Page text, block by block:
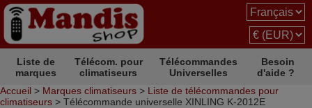
Liste de
marques
Télécom. pour
climatiseurs
Télécommandes
Universelles
Besoin
d'aide ?
Accueil > Marques climatiseurs > Liste de télécommandes pour
climatiseurs > Télécommande universelle XINLING K-2012E